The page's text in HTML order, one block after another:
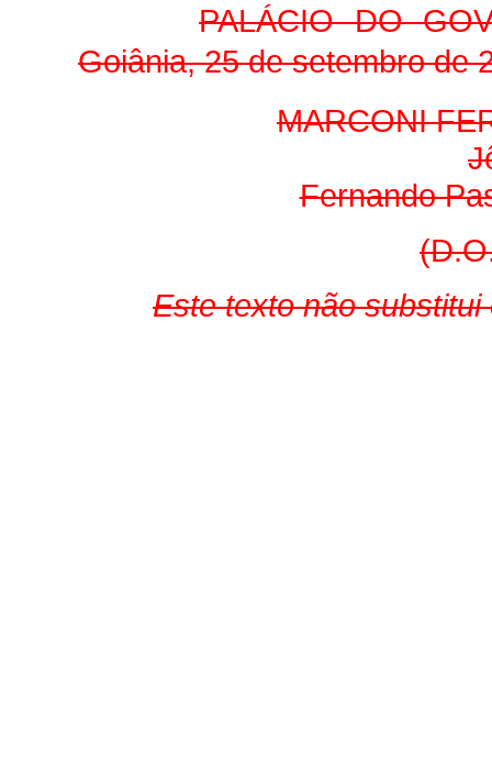
PALÁCIO DO
Goiânia, 25 de setembro de
MARCONI
Fernando
Este texto não